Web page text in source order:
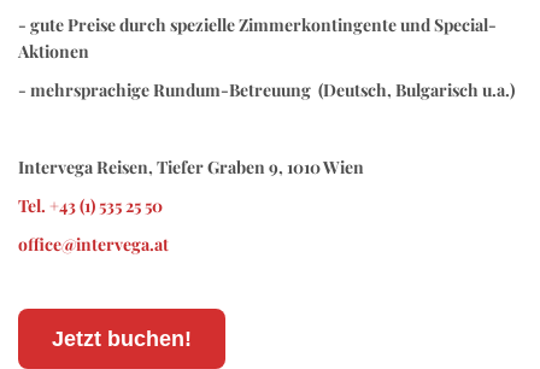
- gute Preise durch spezielle Zimmerkontingente und Special-
Aktionen
- mehrsprachige Rundum-Betreuung (Deutsch, Bulgarisch u.a.)
Intervega Reisen, Tiefer Graben 9, 1010 Wien
Tel. +43 (1) 535 25 50
office@intervega.at
Jetzt buchen!